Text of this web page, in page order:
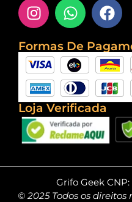
Formas De
Loja Verificada
Grifo Geek CNP:
© 2025 Todos os